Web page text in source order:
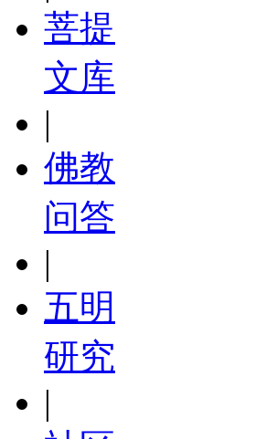
菩提
文库
|
佛教
问答
|
五明
研究
|